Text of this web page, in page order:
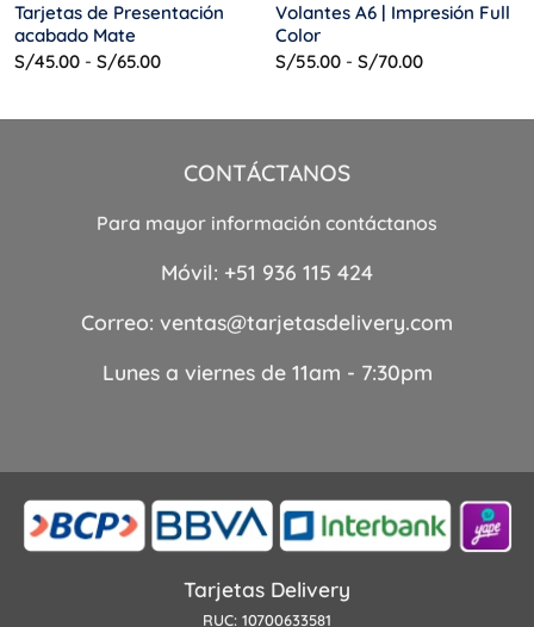
Tarjetas de Presentación
acabado Mate
S/45.00 - S/65.00Rango
S/65.00
Volantes A6 | Impresión Full
Color
S/55.00 - S/70.00Rango
CONTÁCTANOS
Para mayor información contáctanos
Móvil: +51 936 115 424
Correo: ventas@tarjetasdelivery.com
Lunes a viernes de 11am - 7:30pm
Tarjetas Delivery
RUC: 10700633581